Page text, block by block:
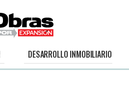
DESARROLLO INMOBILIARIO